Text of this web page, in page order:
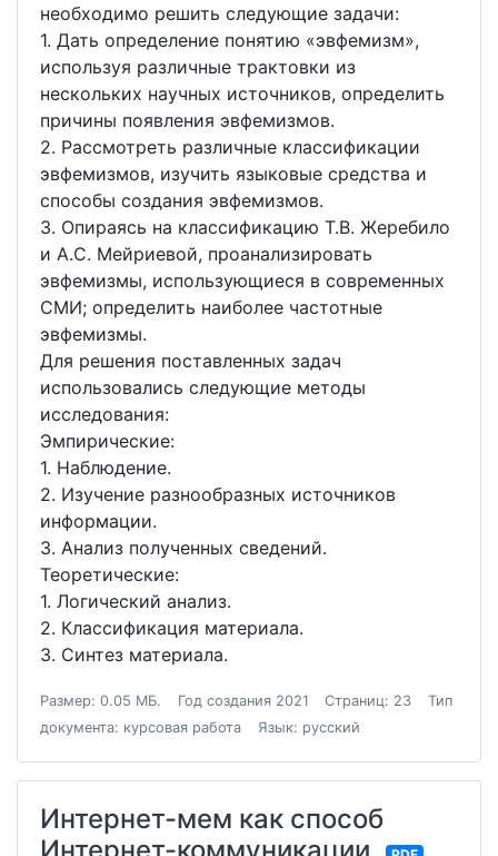
необходимо решить следующие задачи:
1. Дать определение понятию «эвфемизм»,
используя различные трактовки из
нескольких научных источников, определить
причины появления эвфемизмов.
2. Рассмотреть различные классификации
эвфемизмов, изучить языковые средства и
способы создания эвфемизмов.
3. Опираясь на классификацию Т.В. Жеребило
и А.С. Мейриевой, проанализировать
эвфемизмы, использующиеся в современных
СМИ; определить наиболее частотные
эвфемизмы.
Для решения поставленных задач
использовались следующие методы
исследования:
Эмпирические:
1. Наблюдение.
2. Изучение разнообразных источников
информации.
3. Анализ полученных сведений.
Теоретические:
1. Логический анализ.
2. Классификация материала.
3. Синтез материала.
Размер: 0.05 МБ. Год создания 2021 Страниц: 23
Тип
документа: курсовая работа
Язык: русский
Интернет-мем как способ